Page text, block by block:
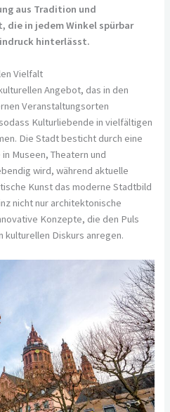
aus Tradition und
in jedem Winkel spürbar
hinterlässt.
Vielfalt
Angebot, das in den
Veranstaltungsorten
Kulturliebende in vielfältigen
Die Stadt besticht durch eine
Museen, Theatern und
wird, während aktuelle
Kunst das moderne Stadtbild
nicht nur architektonische
Konzepte, die den Puls
Diskurs anregen.